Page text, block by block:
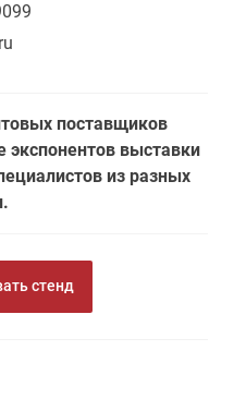
поставщиков
экспонентов выставки
из разных
стенд